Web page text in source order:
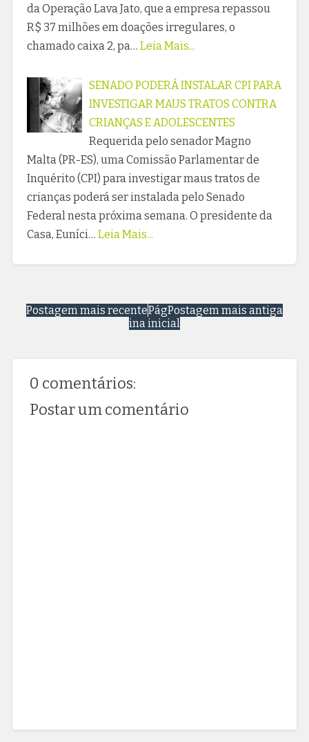
da Operação Lava Jato, que a empresa repassou
R$ 37 milhões em doações irregulares, o
chamado caixa 2, pa… Leia Mais...
SENADO PODERÁ INSTALAR CPI PARA
INVESTIGAR MAUS TRATOS CONTRA
CRIANÇAS E ADOLESCENTES
Requerida pelo senador Magno
Malta (PR-ES), uma Comissão Parlamentar de
Inquérito (CPI) para investigar maus tratos de
crianças poderá ser instalada pelo Senado
Federal nesta próxima semana. O presidente da
Casa, Euníci… Leia Mais...
Postagem mais recente Postagem mais antiga
Pág
ina inicial
0 comentários:
Postar um comentário